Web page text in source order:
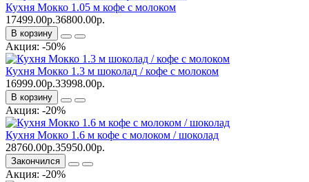
Кухня Мокко 1.05 м кофе с молоком
17499.00р.36800.00р.
В корзину
Акция: -50%
Кухня Мокко 1.3 м шоколад / кофе с молоком
16999.00р.33998.00р.
В корзину
Акция: -20%
Кухня Мокко 1.6 м кофе с молоком / шоколад
28760.00р.35950.00р.
Закончился
Акция: -20%